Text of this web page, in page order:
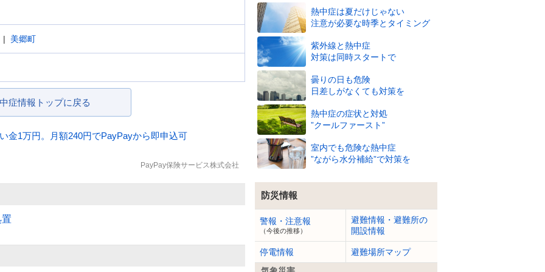
美郷町
症情報トップに戻る
金1万円。月額240円でPayPayから即申込可
PayPay保険サービス株式会社
熱中症は夏だけじゃない
注意が必要な時季とタイミング
紫外線と熱中症
対策は同時スタートで
曇りの日も危険
日差しがなくても対策を
熱中症の症状と対処
”クールファースト”
室内でも危険な熱中症
”ながら水分補給”で対策を
防災情報
警報・注意報
（今後の推移）
避難情報・避難所の
開設情報
停電情報
避難場所マップ